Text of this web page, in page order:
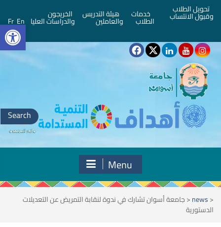
تحويل الطلاب
وقبول الانتساب خدمات
الطلاب
هيئة التدريس
والعاملين
الخريجون
والدراسات العليا En
Fr
Search
for:
Menu
<
news
<جامعة أسوان تشارك في ندوة لنقابة التمريض عن التعديلات
الدستورية